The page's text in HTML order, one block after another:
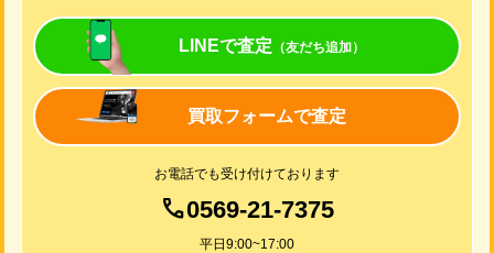
LINEで査定 （友だち追加）
買取フォームで査定
お電話でも受け付けております
0569-21-7375
平日9:00~17:00